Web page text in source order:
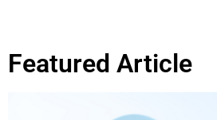
Featured Article